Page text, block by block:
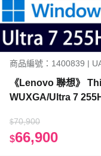
商品編號：1400839 |
《Lenovo 聯想》
WUXGA/Ultra 7
$70,900
$66,900